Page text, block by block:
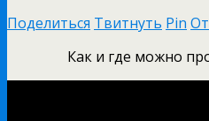
Поделиться Твитнуть Pin
Как и где можно